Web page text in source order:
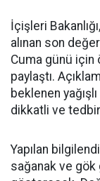
İçişleri
alınan son
Cuma günü için
paylaştı.
beklenen
dikkatli ve
Yapılan
sağanak ve gök